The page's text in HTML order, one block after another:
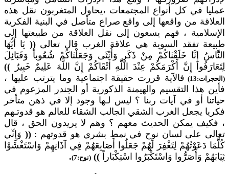
عمليا في كل أنواع المجتمعات ،يحاول المتغربون نقل هذه
العلاقة من واقعها إلى واقع صراع متأصل في البنية الفكرية
الإسلامية ، فهم يسعون إلى نقل العلاقة من طبيعتها إلى
طبيعة تفقد السوية هي علاقة الغرب قال تعالى(( يَا أَيُّهَا
النَّاسُ إِنَّا خَلَقْنَاكُمْ مِنْ ذَكَرٍ وَأُنْثَى وَجَعَلْنَاكُمْ شُعُوباً وَقَبَائِلَ
لِتَعَارَفُوا إِنَّ أَكْرَمَكُمْ عِنْدَ اللَّهِ أَتْقَاكُمْ إِنَّ اللَّهَ عَلِيمٌ خَبِيرٌ ))
(الحجرات:13)
فالآية قررت حقيقة اجتماعية وما يترتب عليها ،
فأين هذا التقسيم والهيمنة الذكورية أو الجندر المزعوم في
حياتنا أو في آيات ربنا ؟ ليس لـها وجود إلا في ذهن متأخر
فكريا يجعل الغرب الشقي الجالب الشقاء للعالم هو قدوتـهم
، فكيف يمكن الحديث معهم ؟ وهم لا يريدون الحق ، قال
تعالى على لسان نوح في نمط بشري هو قدوتهم : (( وَإِنِّي
كُلَّمَا دَعَوْتُهُمْ لِتَغْفِرَ لَهُمْ جَعَلُوا أَصَابِعَهُمْ فِي آذَانِهِمْ وَاسْتَغْشَوْا
ثِيَابَهُمْ وَأَصَرُّوا وَاسْتَكْبَرُوا اسْتِكْبَاراً )) (نوح:7) .